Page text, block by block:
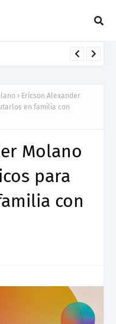
Ericson Alexander
en familia con
Molano
para
con